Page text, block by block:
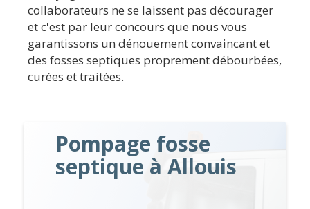
collaborateurs ne se laissent pas décourager
et c'est par leur concours que nous vous
garantissons un dénouement convaincant et
des fosses septiques proprement débourbées,
curées et traitées.
Pompage fosse
septique à Allouis